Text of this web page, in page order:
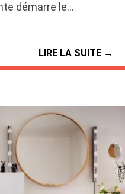
démarre le…
LIRE LA SUITE →